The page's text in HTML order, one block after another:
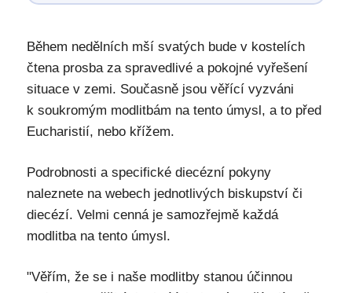
Během nedělních mší svatých bude v kostelích
čtena prosba za spravedlivé a pokojné vyřešení
situace v zemi. Současně jsou věřící vyzváni
k soukromým modlitbám na tento úmysl, a to před
Eucharistií, nebo křížem.
Podrobnosti a specifické diecézní pokyny
naleznete na webech jednotlivých biskupství či
diecézí. Velmi cenná je samozřejmě každá
modlitba na tento úmysl.
"Věřím, že se i naše modlitby stanou účinnou